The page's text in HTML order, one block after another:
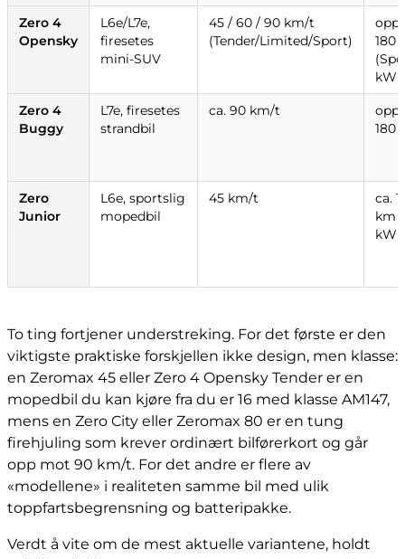
Zero 4
Opensky
L6e/L7e,
firesetes
mini-SUV
45 / 60 / 90 km/t
(Tender/Limited/Sport)
opp
180
Zero 4
Buggy
L7e, firesetes
strandbil
ca. 90 km/t
opp
180
Zero
Junior
L6e, sportslig
mopedbil
45 km/t
ca.
km
To ting fortjener understreking. For det første er den
viktigste praktiske forskjellen ikke design, men klasse:
en Zeromax 45 eller Zero 4 Opensky Tender er en
mopedbil du kan kjøre fra du er 16 med klasse AM147,
mens en Zero City eller Zeromax 80 er en tung
firehjuling som krever ordinært bilførerkort og går
opp mot 90 km/t. For det andre er flere av
«modellene» i realiteten samme bil med ulik
toppfartsbegrensning og batteripakke.
Verdt å vite om de mest aktuelle variantene, holdt